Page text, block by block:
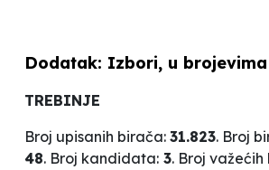
Dodatak: Izbori, u brojevima
TREBINJE
Broj upisanih birača: 31.823. Broj
48. Broj kandidata: 3. Broj važećih